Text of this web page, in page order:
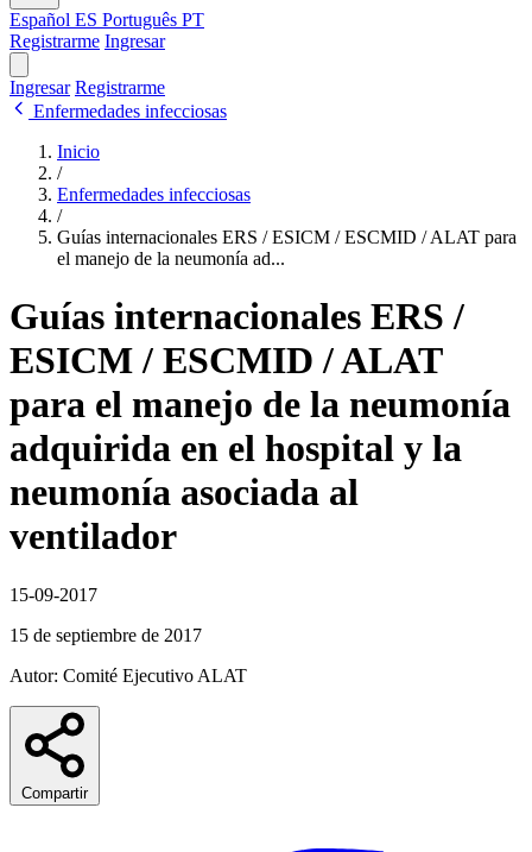
Español ES Português PT
Registrarme Ingresar
Ingresar Registrarme
Enfermedades infecciosas
Inicio
/
Enfermedades infecciosas
/
Guías internacionales ERS / ESICM / ESCMID / ALAT para
el manejo de la neumonía ad...
Guías internacionales ERS /
ESICM / ESCMID / ALAT
para el manejo de la neumonía
adquirida en el hospital y la
neumonía asociada al
ventilador
15-09-2017
15 de septiembre de 2017
Autor: Comité Ejecutivo ALAT
Compartir